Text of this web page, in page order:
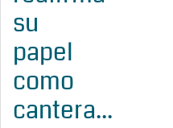
su
papel
como
cantera...